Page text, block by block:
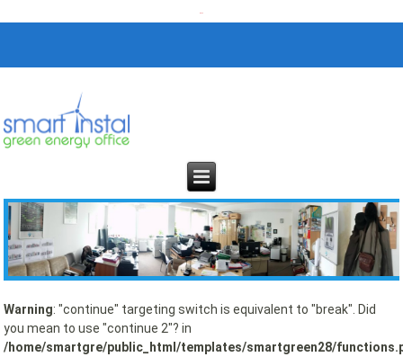
Warning: "continue" targeting switch is equivalent to "break". Did
you mean to use "continue 2"? in
/home/smartgre/public_html/templates/smartgreen28/